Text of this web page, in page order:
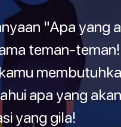
"Apa yang
teman-
apa yang
yang gila!